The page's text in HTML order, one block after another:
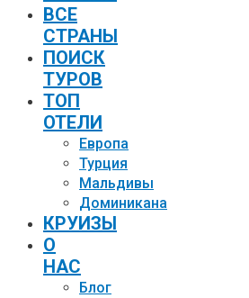
ВСЕ
СТРАНЫ
ПОИСК
ТУРОВ
ТОП
ОТЕЛИ
Европа
Турция
Мальдивы
Доминикана
КРУИЗЫ
О
НАС
Блог